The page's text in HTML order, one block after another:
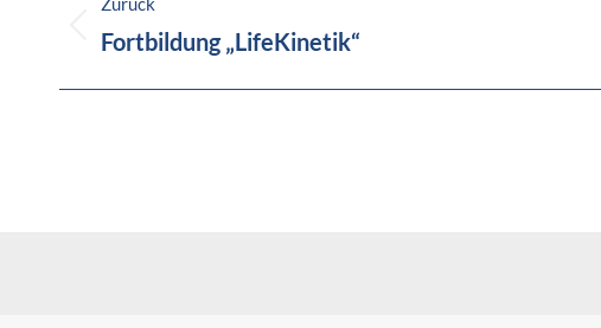
Vorheriger
Fortbildung „LifeKinetik“